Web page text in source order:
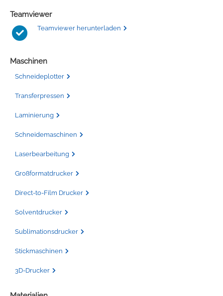
Teamviewer
Teamviewer herunterladen
Maschinen
Schneideplotter
Transferpressen
Laminierung
Schneidemaschinen
Laserbearbeitung
Großformatdrucker
Direct-to-Film Drucker
Solventdrucker
Sublimationsdrucker
Stickmaschinen
3D-Drucker